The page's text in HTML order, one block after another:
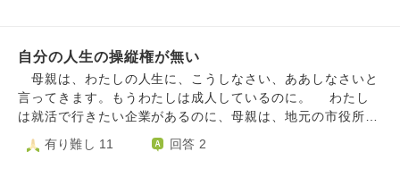
評価に影響しないところと、評価に直結するところを正確に
見極め、私と桁違いに楽に効率的に世の中を渡り歩いてきま
した。 <br>一方私は、90点を95点にするためにたくさんの
時間を使ったり、抜けるところで手を抜けば手にできた機会
りしています <br>そして問題なのが、私の努力は未来に残
自分の人生の操縦権が無い
母親は、わたしの人生に、こうしなさい、ああしなさいと
言ってきます。もうわたしは成人しているのに。 わたし
は就活で行きたい企業があるのに、母親は、地元の市役所に
しなさいと言ってきます。その企業は内定がもらえそうです
が、新しく地元の市役所をたくさん受験しなさいと。就職で
有り難し 11 回答 2